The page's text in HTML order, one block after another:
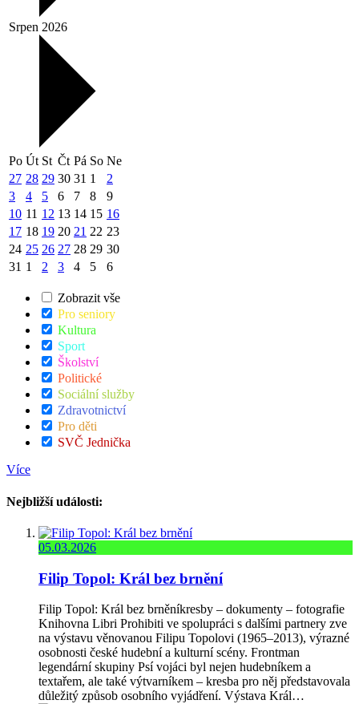
Srpen 2026
Po Út St Čt Pá So Ne
27 28 29 30 31 1
2
3
4 5 6 7 8
9
10 11 12 13 14 15 16
17 18 19 20 21 22 23
24 25 26 27 28 29 30
31 1 2 3 4 5 6
Zobrazit vše
Pro seniory
Kultura
Sport
Školství
Politické
Sociální služby
Zdravotnictví
Pro děti
SVČ Jednička
Více
Nejbližší události:
05.03.2026
Filip Topol: Král bez brnění
Filip Topol: Král bez brněníkresby – dokumenty – fotografie
Knihovna Libri Prohibiti ve spolupráci s dalšími partnery zve
na výstavu věnovanou Filipu Topolovi (1965–2013), výrazné
osobnosti české hudební a kulturní scény. Frontman
legendární skupiny Psí vojáci byl nejen hudebníkem a
textařem, ale také výtvarníkem – kresba pro něj představovala
důležitý způsob osobního vyjádření. Výstava Král…